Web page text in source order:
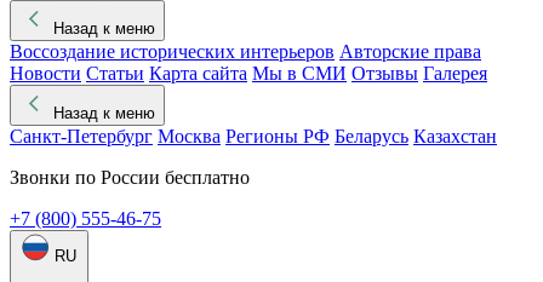
Назад к меню
Воссоздание исторических интерьеров Авторские права
Новости Статьи Карта сайта Мы в СМИ Отзывы Галерея
Назад к меню
Санкт-Петербург Москва Регионы РФ Беларусь Казахстан
Звонки по России бесплатно
+7 (800) 555-46-75
RU